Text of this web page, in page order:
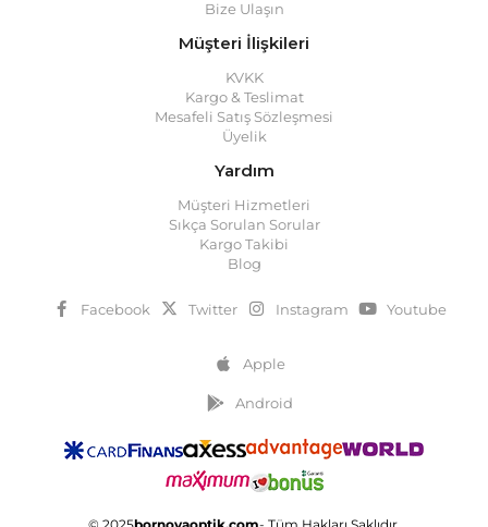
Bize Ulaşın
Müşteri İlişkileri
KVKK
Kargo & Teslimat
Mesafeli Satış Sözleşmesi
Üyelik
Yardım
Müşteri Hizmetleri
Sıkça Sorulan Sorular
Kargo Takibi
Blog
Facebook Twitter Instagram Youtube
Apple
Android